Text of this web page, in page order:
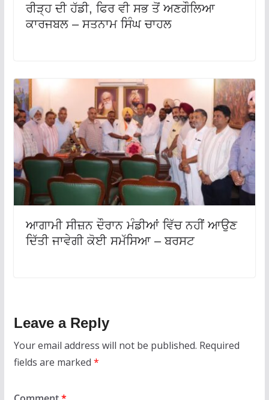
ਰੀੜ੍ਹ ਦੀ ਹੱਡੀ, ਫਿਰ ਵੀ ਸਭ ਤੋਂ ਅਣਗੌਲਿਆ
ਕਾਰਜਬਲ – ਸਤਨਾਮ ਸਿੰਘ ਚਾਹਲ
ਆਗਾਮੀ ਸੀਜ਼ਨ ਦੌਰਾਨ ਮੰਡੀਆਂ ਵਿੱਚ ਨਹੀਂ ਆਉਣ
ਦਿੱਤੀ ਜਾਵੇਗੀ ਕੋਈ ਸਮੱਸਿਆ – ਬਰਸਟ
Leave a Reply
Your email address will not be published. Required
fields are marked *